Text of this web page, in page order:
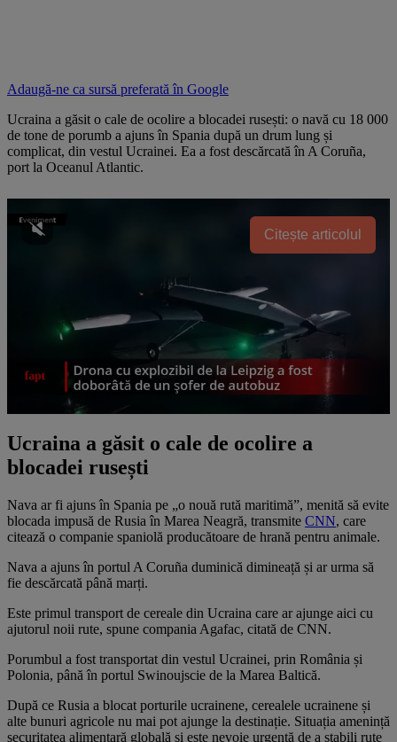
Adaugă-ne ca sursă preferată în Google
Ucraina a găsit o cale de ocolire a blocadei rusești: o navă cu 18 000
de tone de porumb a ajuns în Spania după un drum lung și
complicat, din vestul Ucrainei. Ea a fost descărcată în A Coruña,
port la Oceanul Atlantic.
Citește articolul
Ucraina a găsit o cale de ocolire a
blocadei rusești
Nava ar fi ajuns în Spania pe „o nouă rută maritimă”, menită să evite
blocada impusă de Rusia în Marea Neagră, transmite CNN, care
citează o companie spaniolă producătoare de hrană pentru animale.
Nava a ajuns în portul A Coruña duminică dimineață și ar urma să
fie descărcată până marți.
Este primul transport de cereale din Ucraina care ar ajunge aici cu
ajutorul noii rute, spune compania Agafac, citată de CNN.
Porumbul a fost transportat din vestul Ucrainei, prin România și
Polonia, până în portul Swinoujscie de la Marea Baltică.
După ce Rusia a blocat porturile ucrainene, cerealele ucrainene și
alte bunuri agricole nu mai pot ajunge la destinație. Situația amenință
securitatea alimentară globală și este nevoie urgentă de a stabili rute